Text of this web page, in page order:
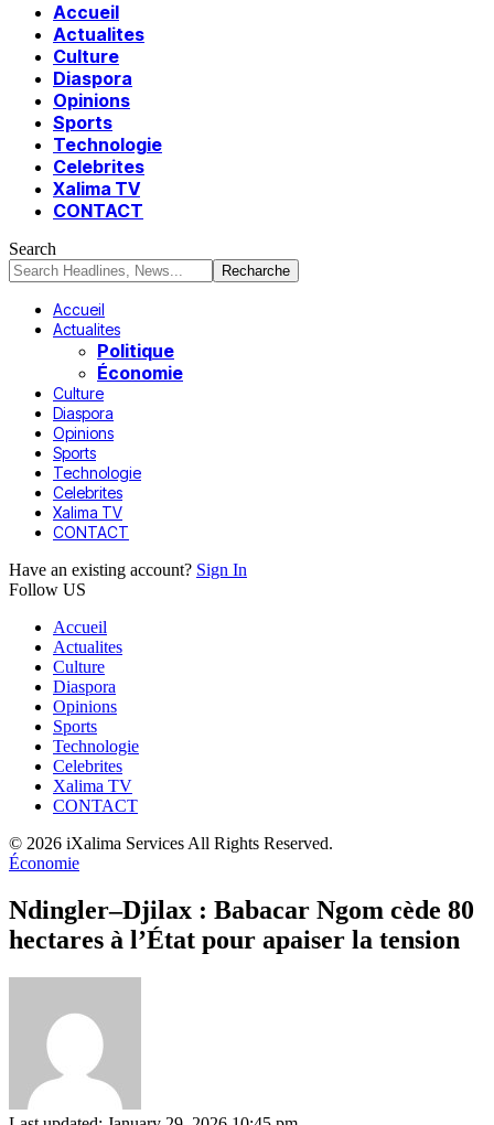
Accueil
Actualites
Culture
Diaspora
Opinions
Sports
Technologie
Celebrites
Xalima TV
CONTACT
Search
Accueil
Actualites
Politique
Économie
Culture
Diaspora
Opinions
Sports
Technologie
Celebrites
Xalima TV
CONTACT
Have an existing account? Sign In
Follow US
Accueil
Actualites
Culture
Diaspora
Opinions
Sports
Technologie
Celebrites
Xalima TV
CONTACT
© 2026 iXalima Services All Rights Reserved.
Économie
Ndingler–Djilax : Babacar Ngom cède 80
hectares à l’État pour apaiser la tension